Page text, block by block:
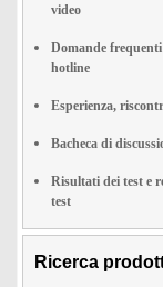
video
Domande
hotline
Esperienza,
Bacheca di
Risultati dei test e
test
Ricerca